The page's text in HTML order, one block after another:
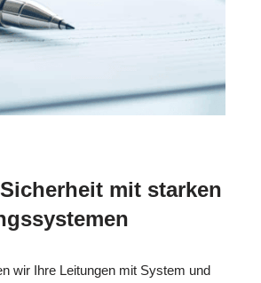
mit starken
wir Ihre Leitungen mit System und